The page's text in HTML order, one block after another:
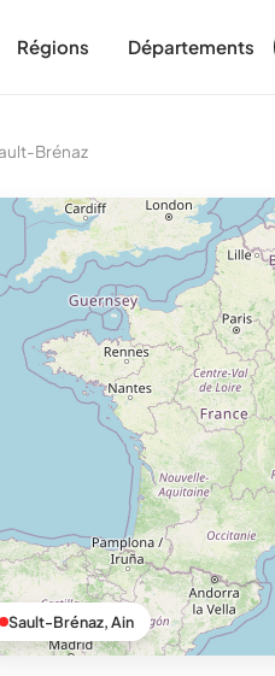
Régions Départements
Brénaz
Sault-Brénaz, Ain